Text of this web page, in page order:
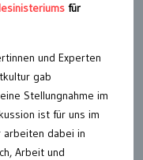
für
und Experten
gab
Stellungnahme im
ist für uns im
arbeiten dabei in
Arbeit und